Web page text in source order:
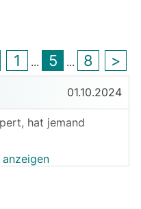
1 ... 5 ... 8 >
01.10.2024
hat jemand